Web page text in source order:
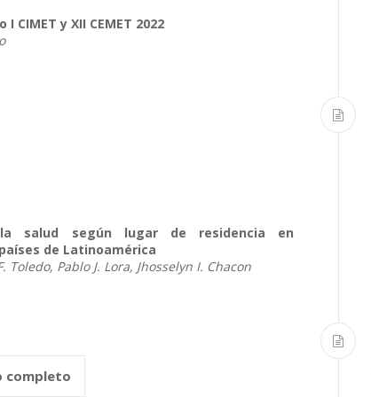
CIMET y XII CEMET 2022
la salud según lugar de residencia en
de Latinoamérica
Toledo, Pablo J. Lora, Jhosselyn I. Chacon
completo